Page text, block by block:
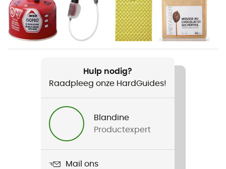
Gewicht
496 g
Product
Kenmerken
Verkocht zonder patroon
Anodized aluminium kookpan
Aantal personen
Hulp nodig?
Raadpleeg onze HardGuides!
Blandine
Productexpert
Mail ons